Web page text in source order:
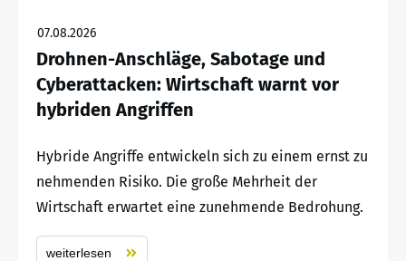
07.08.2026
Drohnen-Anschläge, Sabotage und
Cyberattacken: Wirtschaft warnt vor
hybriden Angriffen
Hybride Angriffe entwickeln sich zu einem ernst zu
nehmenden Risiko. Die große Mehrheit der
Wirtschaft erwartet eine zunehmende Bedrohung.
weiterlesen